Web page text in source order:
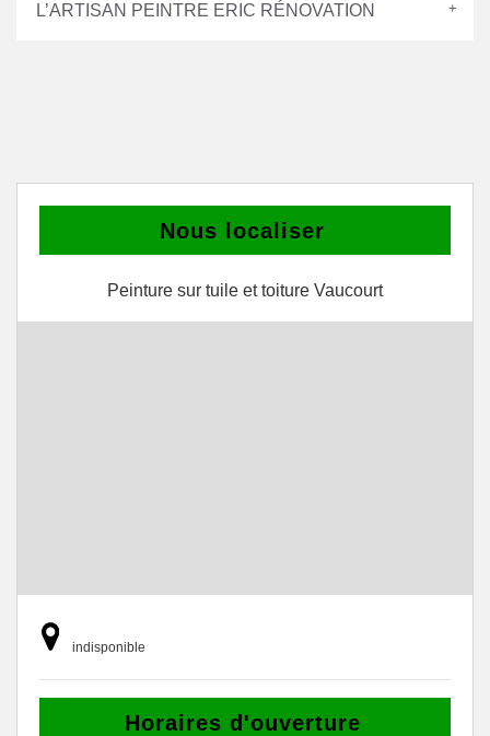
L’ARTISAN PEINTRE ERIC RÉNOVATION
Nous localiser
Peinture sur tuile et toiture Vaucourt
indisponible
Horaires d'ouverture